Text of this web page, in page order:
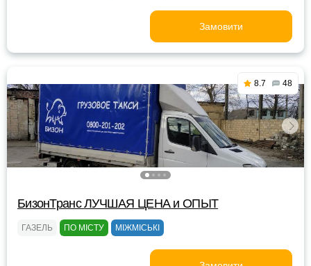
Замовити
8.7 48
БизонТранс ЛУЧШАЯ ЦЕНА и ОПЫТ
ГАЗЕЛЬ ПО МІСТУ МІЖМІСЬКІ